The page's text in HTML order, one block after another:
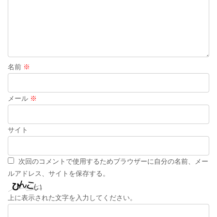
名前 ※
メール ※
サイト
次回のコメントで使用するためブラウザーに自分の名前、メー
ルアドレス、サイトを保存する。
上に表示された文字を入力してください。